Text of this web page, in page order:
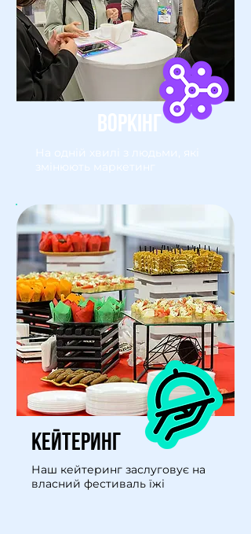
ВОРКІНГ
На одній хвилі з людьми, які
змінюють маркетинг
КЕЙТЕРИНГ
Наш кейтеринг заслуговує на
власний фестиваль їжі